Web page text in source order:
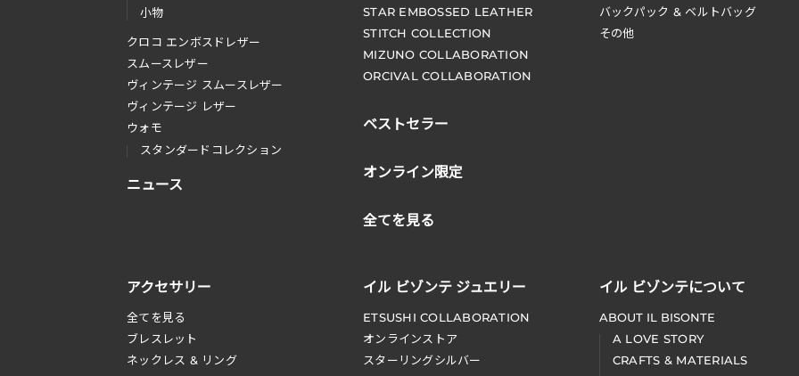
小物
クロコ エンボスドレザー
スムースレザー
ヴィンテージ スムースレザー
ヴィンテージ レザー
ウォモ
スタンダードコレクション
ニュース
STAR EMBOSSED LEATHER
STITCH COLLECTION
MIZUNO COLLABORATION
ORCIVAL COLLABORATION
ベストセラー
オンライン限定
全てを見る
バックパック & ベルトバッグ
その他
アクセサリー
全てを見る
ブレスレット
ネックレス & リング
イル ビゾンテ ジュエリー
ETSUSHI COLLABORATION
オンラインストア
スターリングシルバー
イル ビゾンテについて
ABOUT IL BISONTE
A LOVE STORY
CRAFTS & MATERIALS